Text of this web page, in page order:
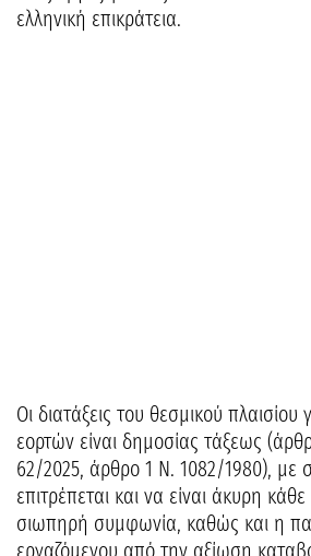
ελληνική επικράτεια.
Οι διατάξεις του θεσμικού
εορτών είναι δημοσίας τάξεως
62/2025, άρθρο 1 Ν. 1082/1980), με
επιτρέπεται και να είναι άκυρη
σιωπηρή συμφωνία, καθώς και η
εργαζόμενου από την αξίωση